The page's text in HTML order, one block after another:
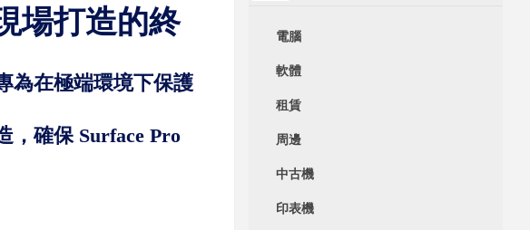
場打造的終
為在極端環境下保護
，確保 Surface Pro
電腦
軟體
租賃
周邊
中古機
印表機